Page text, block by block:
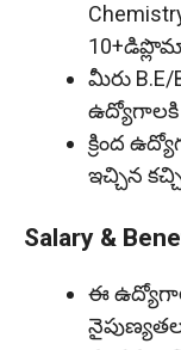
10+డిప్లొమా
మీరు B.E/
ఉద్యోగాలకి
క్రింద
ఇచ్చిన
Salary &
ఈ